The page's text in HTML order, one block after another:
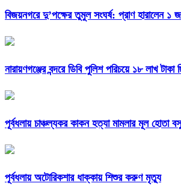
বিজয়নগরে দু’পক্ষের তুমুল সংঘর্ষ: প্রাণ
নারায়ণগঞ্জের বন্দরে ডিবি পুলিশ পরিচয়ে ১৮ লাখ টাকা
পূর্বধলায় চাঞ্চল্যকর কাকন হত্যা মামলার মূল হোতা
পূর্বধলায় অটোরিকশার ধাক্কায় শিশুর করুণ মৃত্যু